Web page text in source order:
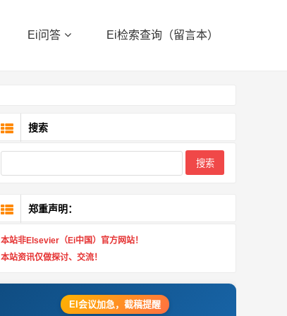
Ei问答 Ei检索查询（留言本）
搜索
郑重声明：
本站非Elsevier（Ei中国）官方网站！
本站资讯仅做探讨、交流！
EI会议加急，截稿提醒